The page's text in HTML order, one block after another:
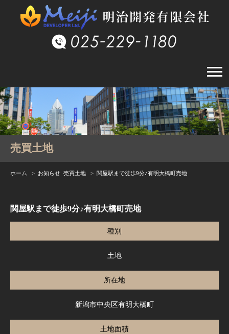
売買土地
ホーム > お知らせ 売買土地 > 関屋駅まで徒歩9分♪有明大橋町売地
関屋駅まで徒歩9分♪有明大橋町売地
種別
土地
所在地
新潟市中央区有明大橋町
土地面積